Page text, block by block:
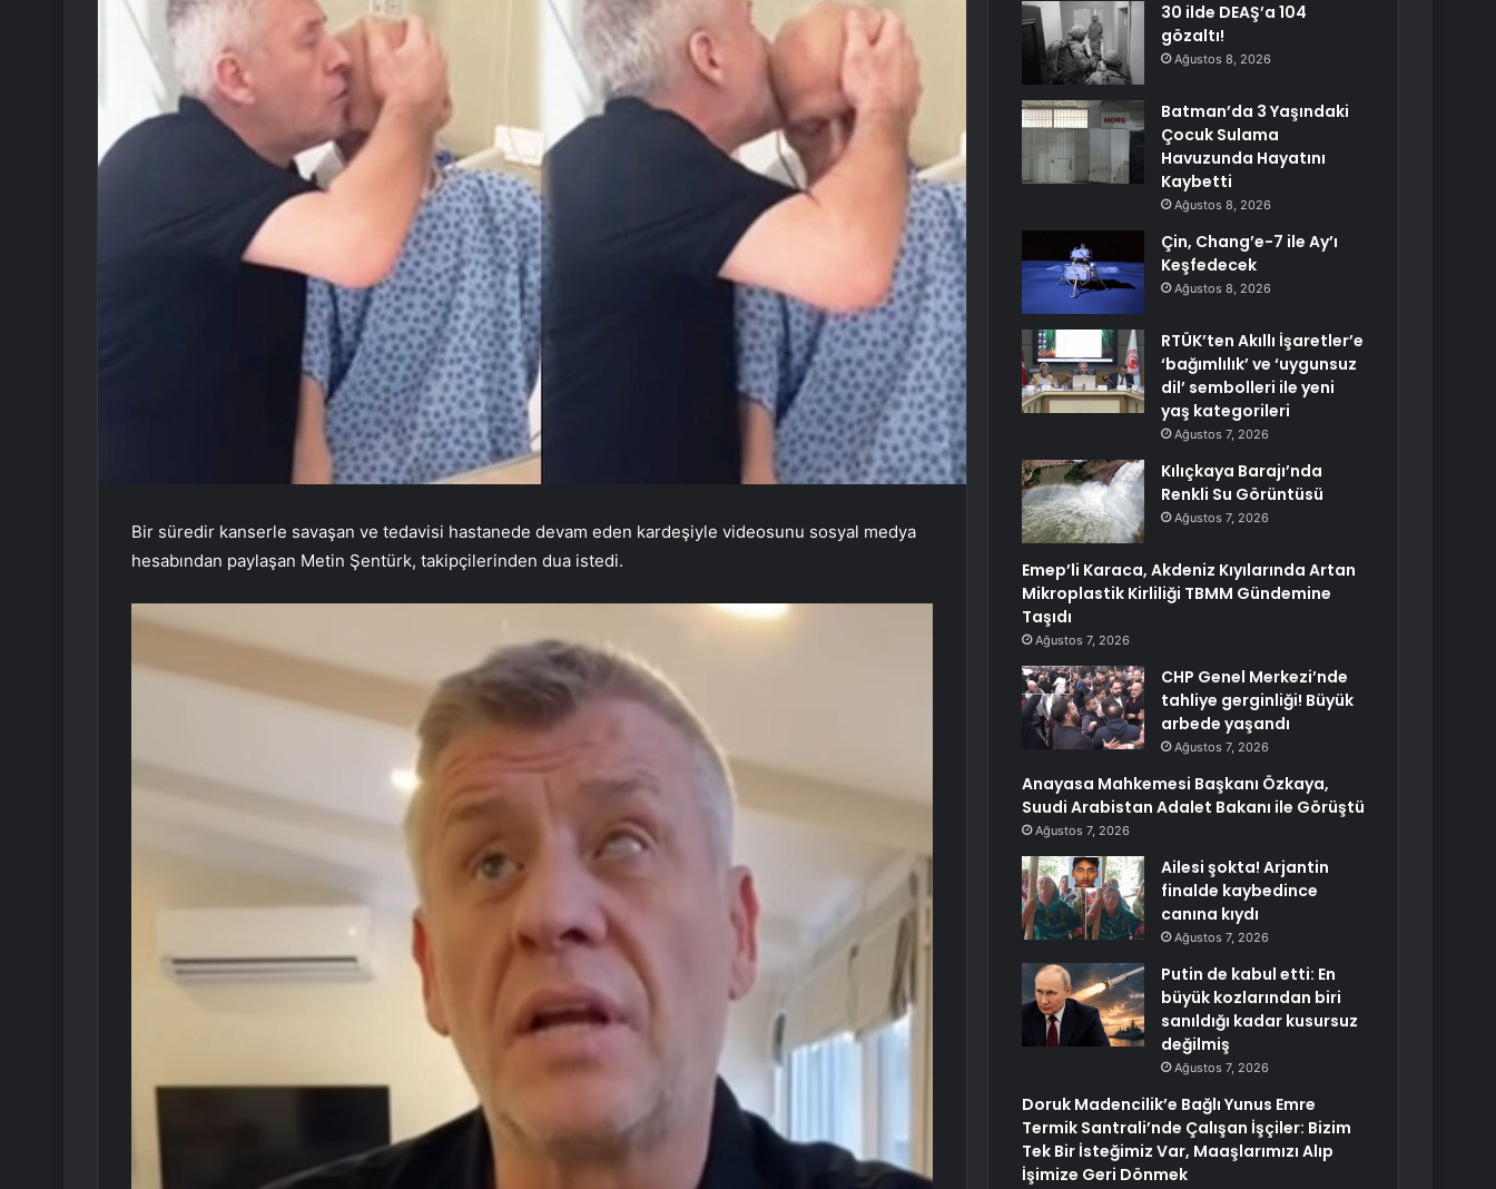
Bir süredir kanserle savaşan ve tedavisi hastanede devam eden kardeşiyle videosunu sosyal medya
hesabından paylaşan Metin Şentürk, takipçilerinden dua istedi.
30 ilde DEAŞ’a 104
gözaltı!
Ağustos 8, 2026
Batman’da 3 Yaşındaki
Çocuk Sulama
Havuzunda Hayatını
Kaybetti
Ağustos 8, 2026
Çin, Chang’e-7 ile Ay’ı
Keşfedecek
Ağustos 8, 2026
RTÜK’ten Akıllı İşaretler’e
‘bağımlılık’ ve ‘uygunsuz
dil’ sembolleri ile yeni
yaş kategorileri
Ağustos 7, 2026
Kılıçkaya Barajı’nda
Renkli Su Görüntüsü
Ağustos 7, 2026
Emep’li Karaca, Akdeniz Kıyılarında Artan
Mikroplastik Kirliliği TBMM Gündemine
Taşıdı
Ağustos 7, 2026
CHP Genel Merkezi’nde
tahliye gerginliği! Büyük
arbede yaşandı
Ağustos 7, 2026
Anayasa Mahkemesi Başkanı Özkaya,
Suudi Arabistan Adalet Bakanı ile Görüştü
Ağustos 7, 2026
Ailesi şokta! Arjantin
finalde kaybedince
canına kıydı
Ağustos 7, 2026
Putin de kabul etti: En
büyük kozlarından biri
sanıldığı kadar kusursuz
değilmiş
Ağustos 7, 2026
Doruk Madencilik’e Bağlı Yunus Emre
Termik Santrali’nde Çalışan İşçiler: Bizim
Tek Bir İsteğimiz Var, Maaşlarımızı Alıp
İşimize Geri Dönmek